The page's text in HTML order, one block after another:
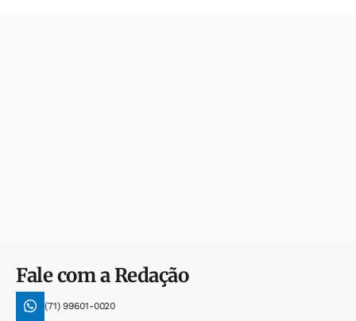
Fale com a Redação
(71) 99601-0020